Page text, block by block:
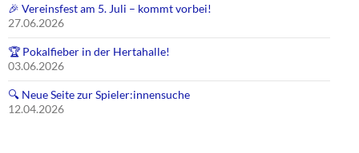
🎉 Vereinsfest am 5. Juli – kommt vorbei!
27.06.2026
🏆 Pokalfieber in der Hertahalle!
03.06.2026
🔍 Neue Seite zur Spieler:innensuche
12.04.2026